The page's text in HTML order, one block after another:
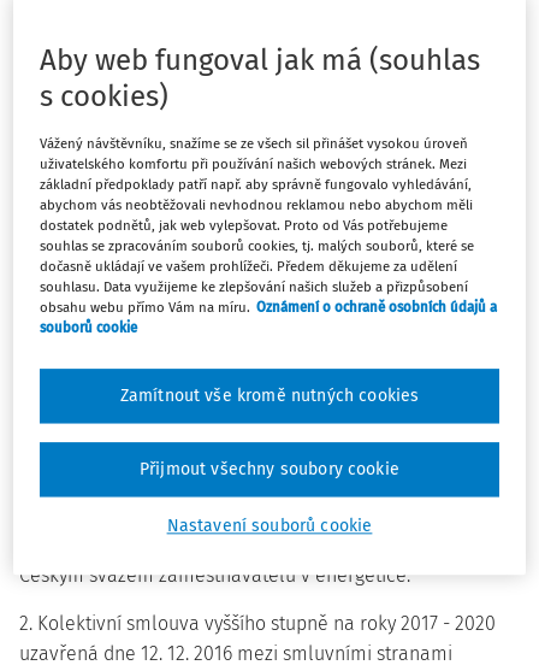
SDĚLENÍ
Ministerstva práce a sociálních věcí
ze dne 5. května 2017
o uložení kolektivních smluv vyššího stupně
Ministerstvo práce a sociálních věcí sděluje, že byly u něj
uloženy tyto kolektivní smlouvy vyššího stupně:
1. Kolektivní smlouva vyššího stupně na roky 2017 - 2020,
uzavřená dne 6. 12. 2016 mezi smluvními stranami
Odborovým svazem ECHO,
Českým odborovým svazem energetiků
Českým svazem zaměstnavatelů v energetice.
2. Kolektivní smlouva vyššího stupně na roky 2017 - 2020
uzavřená dne 12. 12. 2016 mezi smluvními stranami
Aby web fungoval jak má (souhlas
s cookies)
Vážený návštěvníku, snažíme se ze všech sil přinášet vysokou úroveň
uživatelského komfortu při používání našich webových stránek. Mezi
základní předpoklady patří např. aby správně fungovalo vyhledávání,
abychom vás neobtěžovali nevhodnou reklamou nebo abychom měli
dostatek podnětů, jak web vylepšovat. Proto od Vás potřebujeme
souhlas se zpracováním souborů cookies, tj. malých souborů, které se
dočasně ukládají ve vašem prohlížeči. Předem děkujeme za udělení
souhlasu. Data využijeme ke zlepšování našich služeb a přizpůsobení
obsahu webu přímo Vám na míru. Oznámení o ochraně osobních údajů a
souborů cookie
Nastavení souborů cookie
Zamítnout vše kromě nutných cookies
Přijmout všechny soubory cookie